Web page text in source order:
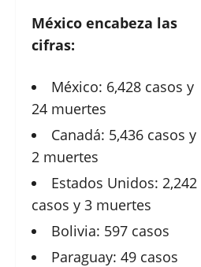
México encabeza las
cifras:
México: 6,428 casos y
24 muertes
Canadá: 5,436 casos y
2 muertes
Estados Unidos: 2,242
casos y 3 muertes
Bolivia: 597 casos
Paraguay: 49 casos